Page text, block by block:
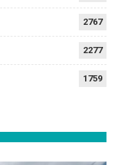
2767
2277
1759